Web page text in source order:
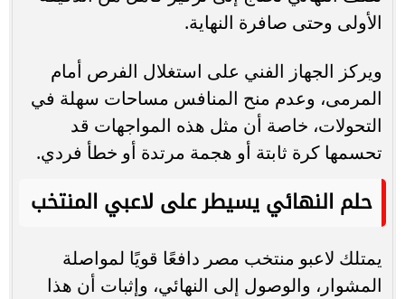
الأولى وحتى صافرة النهاية.
ويركز الجهاز الفني على استغلال الفرص أمام
المرمى، وعدم منح المنافس مساحات سهلة في
التحولات، خاصة أن مثل هذه المواجهات قد
تحسمها كرة ثابتة أو هجمة مرتدة أو خطأ فردي.
حلم النهائي يسيطر على لاعبي المنتخب
يمتلك لاعبو منتخب مصر دافعًا قويًا لمواصلة
المشوار، والوصول إلى النهائي، وإثبات أن هذا